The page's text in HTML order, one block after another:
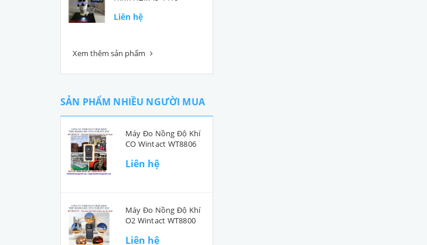
Liên hệ
Xem thêm sản phẩm
SẢN PHẨM NHIỀU NGƯỜI MUA
Máy Đo Nồng Độ Khí
CO Wintact WT8806
Liên hệ
Máy Đo Nồng Độ Khí
O2 Wintact WT8800
Liên hệ